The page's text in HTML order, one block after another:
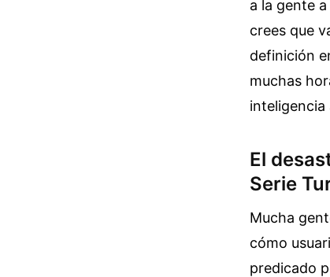
a la gente
crees que
definición
muchas
El
Serie
Mucha
cómo
predicado